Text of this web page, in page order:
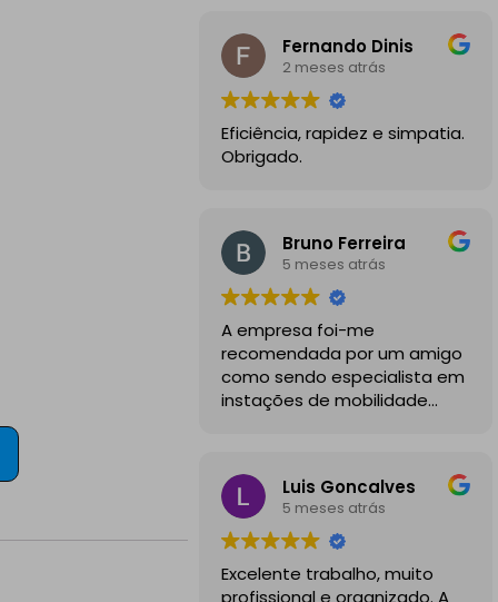
Fernando Dinis
2 meses atrás
Eficiência, rapidez e simpatia.
Obrigado.
Bruno Ferreira
5 meses atrás
A empresa foi-me
recomendada por um amigo
como sendo especialista em
instações de mobilidade
profissionais, comunicativos e
disponiveis para todas as
minhas dúvidas.
A instalação de tomada
reforçada em garagem
Luis Goncalves
5 meses atrás
Excelente trabalho, muito
profissional e organizado. A